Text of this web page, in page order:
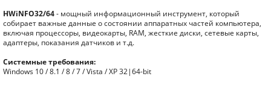
HWiNFO32/64- мощный информационный инструмент, который
собирает важные данные о состоянии аппаратных частей компьютера,
включая процессоры, видеокарты, RAM, жесткие диски, сетевые карты,
адаптеры, показания датчиков и т.д.
Системные требования:
Windows 10 / 8.1 / 8 / 7 / Vista / XP 32|64-bit